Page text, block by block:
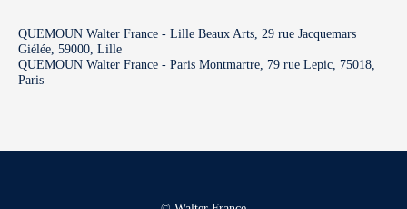
QUEMOUN Walter France - Lille Beaux Arts, 29 rue Jacquemars
Giélée, 59000, Lille
QUEMOUN Walter France - Paris Montmartre, 79 rue Lepic, 75018,
Paris